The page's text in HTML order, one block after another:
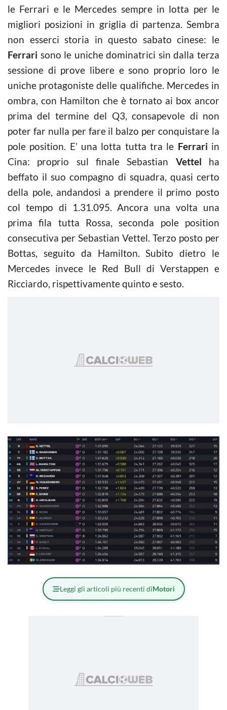
le Ferrari e le Mercedes sempre in lotta per le
migliori posizioni in griglia di partenza. Sembra
non esserci storia in questo sabato cinese: le
Ferrari sono le uniche dominatrici sin dalla terza
sessione di prove libere e sono proprio loro le
uniche protagoniste delle qualifiche. Mercedes in
ombra, con Hamilton che è tornato ai box ancor
prima del termine del Q3, consapevole di non
poter far nulla per fare il balzo per conquistare la
pole position. E’ una lotta tutta tra le Ferrari in
Cina: proprio sul finale Sebastian Vettel ha
beffato il suo compagno di squadra, quasi certo
della pole, andandosi a prendere il primo posto
col tempo di 1.31.095. Ancora una volta una
prima fila tutta Rossa, seconda pole position
consecutiva per Sebastian Vettel. Terzo posto per
Bottas, seguito da Hamilton. Subito dietro le
Mercedes invece le Red Bull di Verstappen e
Ricciardo, rispettivamente quinto e sesto.
Leggi gli articoli più recenti diMotori